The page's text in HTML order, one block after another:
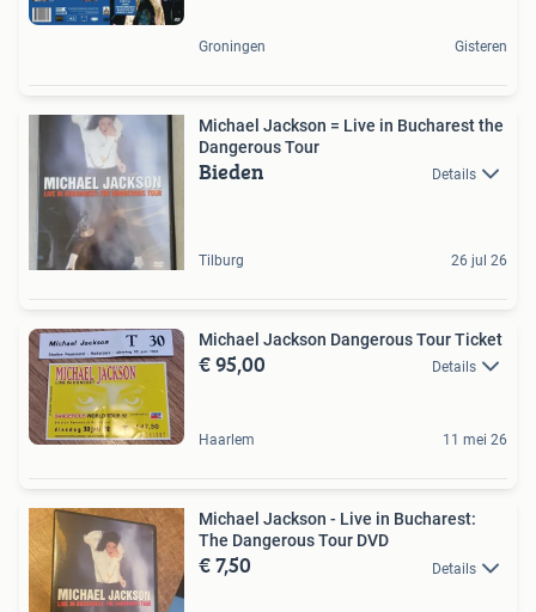
Groningen Gisteren
Michael Jackson = Live in Bucharest the
Dangerous Tour
Bieden Details
Tilburg 26 jul 26
Michael Jackson Dangerous Tour Ticket
€ 95,00 Details
Haarlem 11 mei 26
Michael Jackson - Live in Bucharest:
The Dangerous Tour DVD
€ 7,50 Details